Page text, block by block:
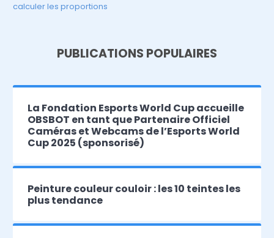
calculer les proportions
PUBLICATIONS POPULAIRES
La Fondation Esports World Cup accueille
OBSBOT en tant que Partenaire Officiel
Caméras et Webcams de l’Esports World
Cup 2025 (sponsorisé)
Peinture couleur couloir : les 10 teintes les
plus tendance